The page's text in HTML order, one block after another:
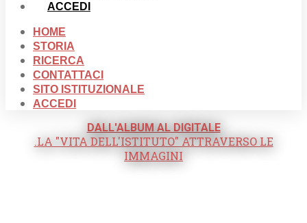
ACCEDI
HOME
STORIA
RICERCA
CONTATTACI
SITO ISTITUZIONALE
ACCEDI
DALL'ALBUM AL DIGITALE
.LA "VITA DELL'ISTITUTO" ATTRAVERSO LE
IMMAGINI